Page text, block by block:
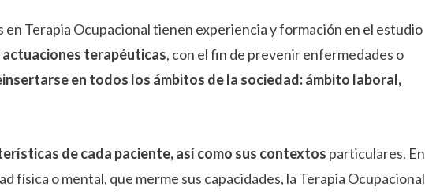
Terapia Ocupacional tienen experiencia y formación en el estudio
actuaciones terapéuticas, con el fin de prevenir enfermedades o
en todos los ámbitos de la sociedad: ámbito laboral,
de cada paciente, así como sus contextos particulares. En
física o mental, que merme sus capacidades, la Terapia Ocupacional